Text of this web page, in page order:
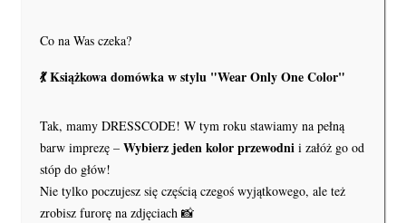
Co na Was czeka?
💃Książkowa domówka w stylu "Wear Only One Color"
Tak, mamy DRESSCODE! W tym roku stawiamy na pełną
barw imprezę – Wybierz jeden kolor przewodni i załóż go od
stóp do głów!
Nie tylko poczujesz się częścią czegoś wyjątkowego, ale też
zrobisz furorę na zdjęciach 📸